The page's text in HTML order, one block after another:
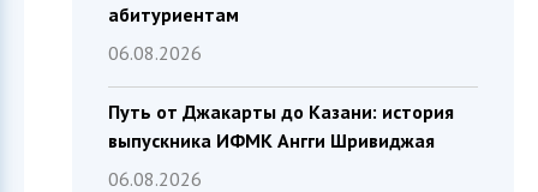
абитуриентам
06.08.2026
Путь от Джакарты до Казани: история
выпускника ИФМК Ангги Шривиджая
06.08.2026